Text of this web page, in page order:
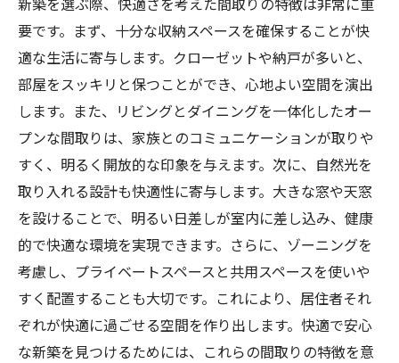
要です。まず、十分な収納スペースを確保することが快
適な生活に寄与します。クローゼットや納戸が多いと、
部屋をスッキリと保つことができ、心地よい空間を演出
します。また、リビングとダイニングを一体化したオー
プンな間取りは、家族とのコミュニケーションが取りや
すく、明るく開放的な印象を与えます。次に、自然光を
取り入れる設計も快適性に寄与します。大きな窓や天窓
を設けることで、明るい日差しが室内に差し込み、健康
的で快適な環境を実現できます。さらに、ゾーニングを
考慮し、プライベートスペースと共用スペースを使いや
すく配置することも大切です。これにより、居住者それ
ぞれが快適に過ごせる空間を作り出します。快適で安心
な新築を見つけるためには、これらの間取りの特徴を意